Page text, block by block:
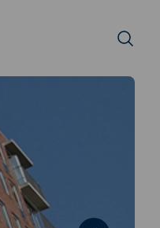
Zoeken